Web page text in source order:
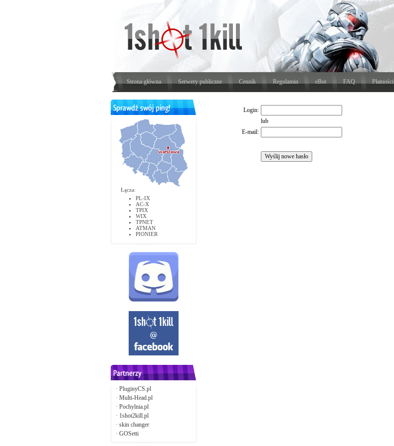
Strona główna Serwery publiczne Cennik Regulamin eBot FAQ Płatności
Łącza:
PL-IX
AC-X
TPIX
WIX
TPNET
ATMAN
PIONIER
· PluginyCS.pl
· Multi-Head.pl
· Pochylnia.pl
· 1shot2kill.pl
· skin changer
· GOSetti
Login:
lub
E-mail: